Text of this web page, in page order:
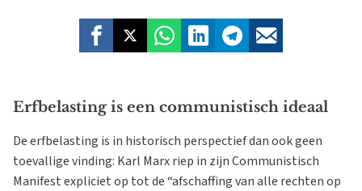
Erfbelasting is een communistisch ideaal
De erfbelasting is in historisch perspectief dan ook geen
toevallige vinding: Karl Marx riep in zijn Communistisch
Manifest expliciet op tot de “afschaffing van alle rechten op